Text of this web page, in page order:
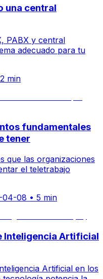
una central
PABX y central
adecuado para tu
2 min
fundamentales
tener
que las organizaciones
el teletrabajo
04-08 • 5 min
Inteligencia Artificial
Artificial en los